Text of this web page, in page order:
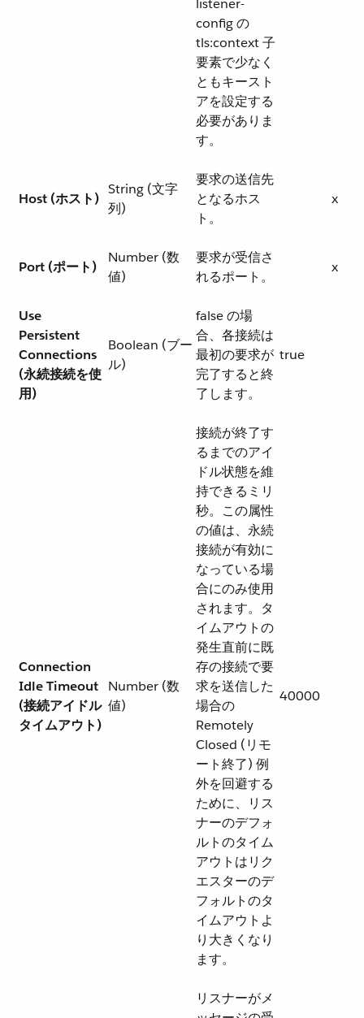
listener-
config の
tls:context 子
要素で少なく
ともキースト
アを設定する
必要がありま
す。
Host (ホスト)
String (文字
列)
要求の送信先
となるホス
ト。
x
Port (ポート)
Number (数
値)
要求が受信さ
れるポート。
x
Use
Persistent
Connections
(永続接続を使
用)
Boolean (ブー
ル)
false の場
合、各接続は
最初の要求が
完了すると終
了します。
true
Connection
Idle Timeout
(接続アイドル
タイムアウト)
Number (数
値)
接続が終了す
るまでのアイ
ドル状態を維
持できるミリ
秒。この属性
の値は、永続
接続が有効に
なっている場
合にのみ使用
されます。タ
イムアウトの
発生直前に既
存の接続で要
求を送信した
場合の
Remotely
Closed (リモ
ート終了) 例
外を回避する
ために、リス
ナーのデフォ
ルトのタイム
アウトはリク
エスターのデ
フォルトのタ
イムアウトよ
り大きくなり
ます。
40000
リスナーがメ